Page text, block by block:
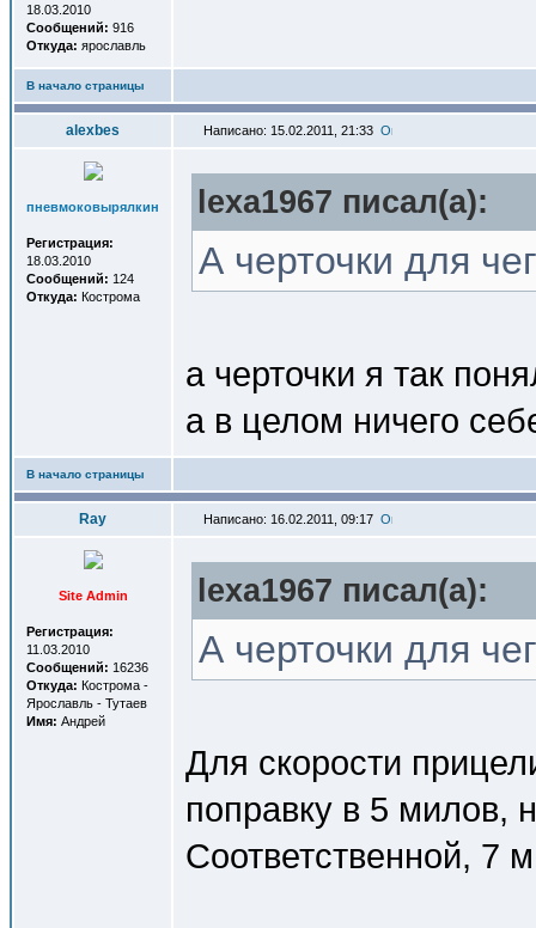
18.03.2010
Сообщений: 916
Откуда: ярославль
В начало страницы
alexbes Написано: 15.02.2011, 21:33
пневмоковырялкин
Регистрация:
18.03.2010
Сообщений: 124
Откуда: Кострома
lexa1967 писал(a):
А черточки для
а черточки я так
а в целом ничего
В начало страницы
Ray Написано: 16.02.2011, 09:17
Site Admin
Регистрация:
11.03.2010
Сообщений: 16236
Откуда: Кострома -
Ярославль - Тутаев
Имя: Андрей
lexa1967 писал(a):
А черточки для
Для скорости
поправку в 5 милов,
Соответственной, 7